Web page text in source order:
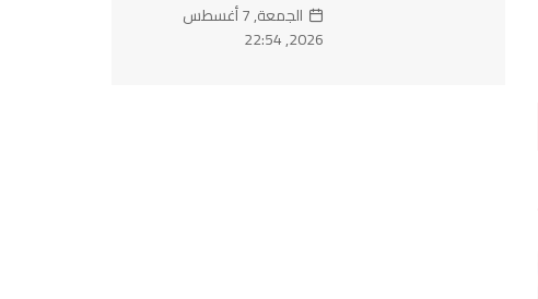
الجمعة, 7 أغسطس
2026, 22:54